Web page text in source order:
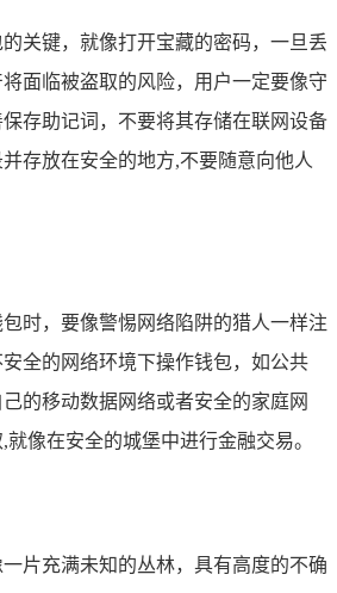
关键，就像打开宝藏的密码，一旦丢
面临被盗取的风险，用户一定要像守
存助记词，不要将其存储在联网设备
并存放在安全的地方,不要随意向他人
包时，要像警惕网络陷阱的猎人一样注
全的网络环境下操作钱包，如公共
的移动数据网络或者安全的家庭网
像在安全的城堡中进行金融交易。
片充满未知的丛林，具有高度的不确